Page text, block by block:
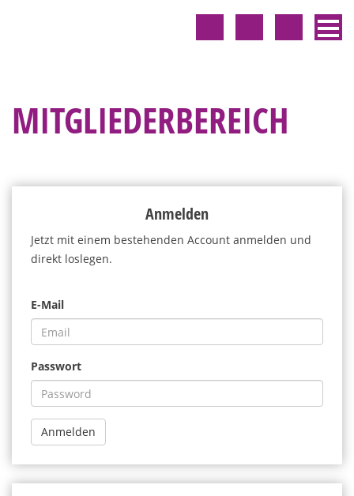
MITGLIEDERBEREICH
Anmelden
Jetzt mit einem bestehenden Account anmelden und
direkt loslegen.
E-Mail
Passwort
Anmelden